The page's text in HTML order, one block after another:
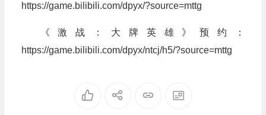
https://game.bilibili.com/dpyx/?source=mttg
《激战：大牌英雄》预约：
https://game.bilibili.com/dpyx/ntcj/h5/?source=mttg